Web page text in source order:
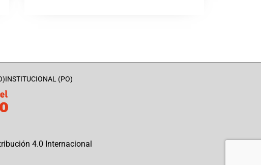
INSTITUCIONAL (PO)
4.0 Internacional